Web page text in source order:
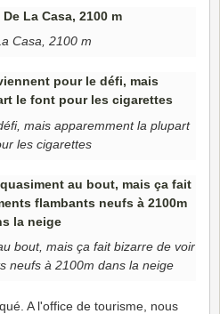
Casa, 2100 m
mais apparemment la plupart
les cigarettes
bout, mais ça fait bizarre de voir
neufs à 2100m dans la neige
A l'office de tourisme, nous